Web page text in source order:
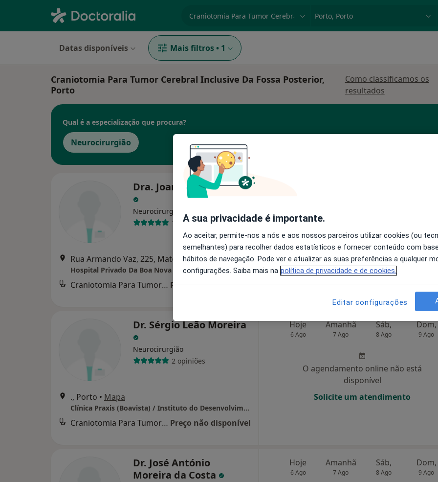
Datas disponíveis Mais filtros • 1
Craniotomia Para Tumor Cerebral Inclusive Da Fossa Posterior,
Porto
Como classificamos os
resultados
Qual é a especialização que procura?
Neurocirurgião
Dra. Joana Silva Gomes
Neurocirurgião
1 opinião
Rua Armando Vaz, 225, Matosinhos• Mapa
Hospital Privado Da Boa Nova
Craniotomia Para Tumor Cerebral Inclusive Da Fossa Posterior Preço não disponível
O agendamento online não está
disponível
Solicite um atendimento
Dr. Sérgio Leão Moreira
Neurocirurgião
2 opiniões
., Porto • Mapa
Clínica Praxis (Boavista) / Instituto do Desenvolvimento (Paredes) / Clínica Fortius (Feira)
Craniotomia Para Tumor Cerebral Inclusive Da Fossa Posterior Preço não disponível
Hoje
6 Ago
Amanhã
7 Ago
Sáb,
8 Ago
Dom,
9 Ago
O agendamento online não está
disponível
Solicite um atendimento
Dr. José António
Moreira da Costa
Hoje
6 Ago
Amanhã
7 Ago
Sáb,
8 Ago
Dom,
9 Ago
A sua privacidade é importante.
Ao aceitar, permite-nos a nós e aos nossos parceiros utilizar cookies (ou
semelhantes) para recolher dados estatísticos e fornecer conteúdo com
hábitos de navegação. Pode ver e atualizar as suas preferências a qualquer
configurações. Saiba mais na política de privacidade e de cookies.
Editar configurações